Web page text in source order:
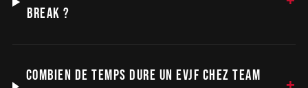
BREAK ?
COMBIEN DE TEMPS DURE UN EVJF CHEZ TEAM